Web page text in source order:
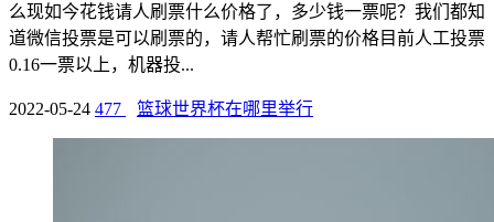
么现如今花钱请人刷票什么价格了，多少钱一票呢？我们都知
道微信投票是可以刷票的，请人帮忙刷票的价格目前人工投票
0.16一票以上，机器投...
2022-05-24 477 篮球世界杯在哪里举行